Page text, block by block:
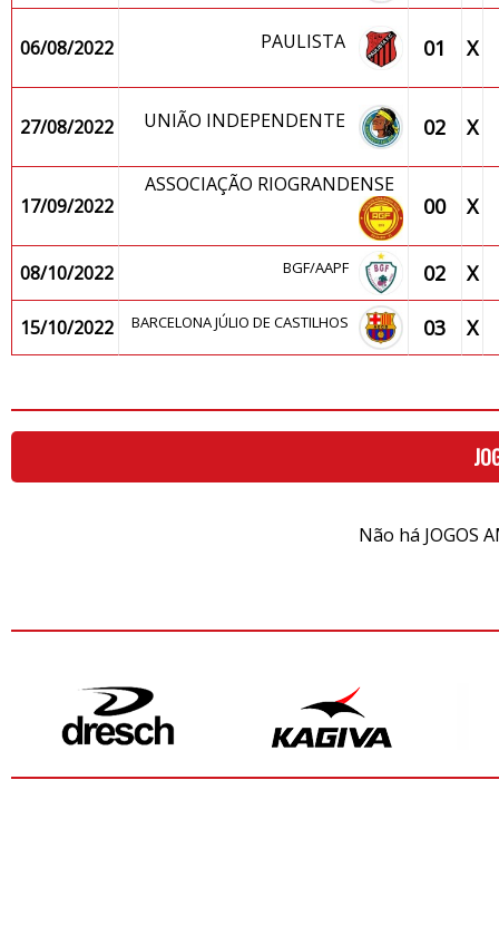
06/08/2022 PAULISTA 01 X
27/08/2022 UNIÃO INDEPENDENTE 02 X
17/09/2022
ASSOCIAÇÃO RIOGRANDENSE
00 X
08/10/2022 BGF/AAPF 02 X
15/10/2022 BARCELONA JÚLIO DE CASTILHOS 03 X
Não há JOGOS